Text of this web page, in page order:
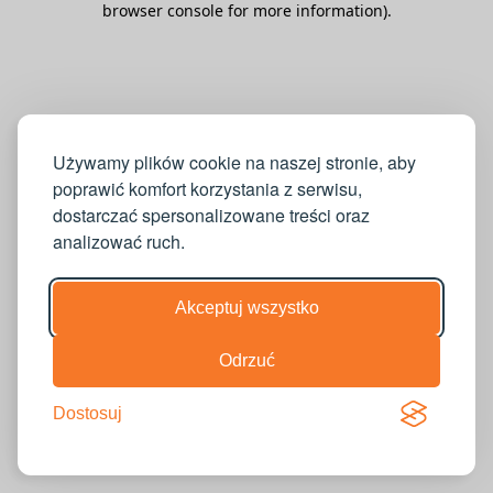
Używamy plików cookie na naszej stronie, aby
poprawić komfort korzystania z serwisu,
dostarczać spersonalizowane treści oraz
analizować ruch.
Akceptuj wszystko
Odrzuć
Dostosuj
browser console for more information).